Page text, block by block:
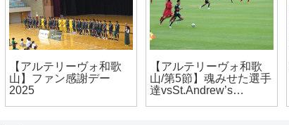
試合会場へ行こう！
【ビッグレイク】
【アルテリーヴォ和歌
山】第4節vsCento Cuori
HARIMA（260523）